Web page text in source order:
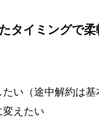
タイミングで柔
い（途中解約は基
変えたい